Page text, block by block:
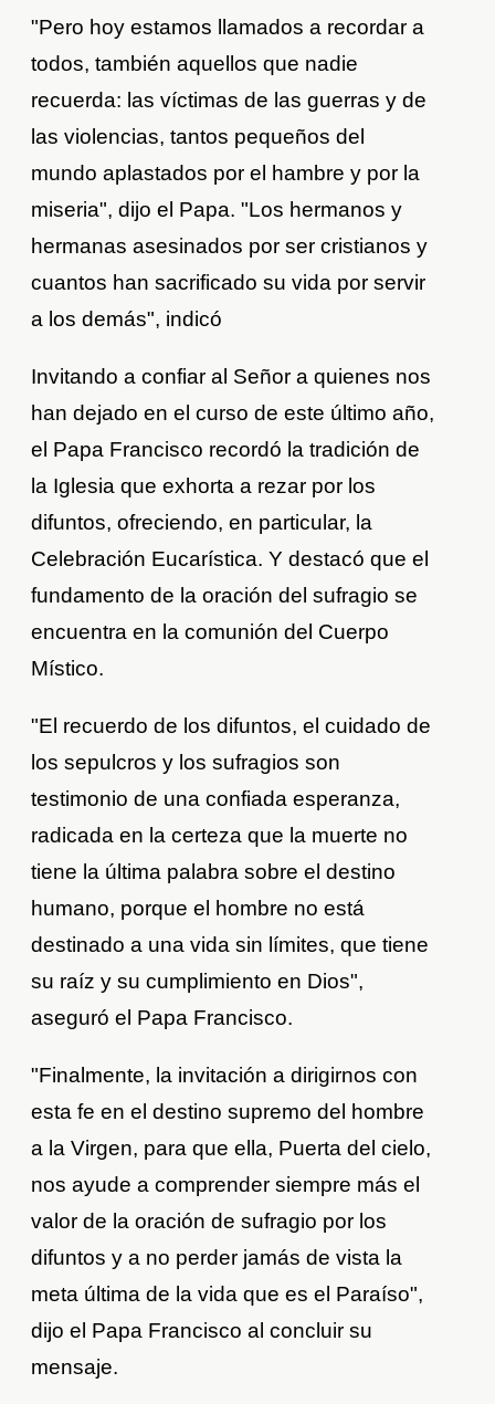
"Pero hoy estamos llamados a recordar a
todos, también aquellos que nadie
recuerda: las víctimas de las guerras y de
las violencias, tantos pequeños del
mundo aplastados por el hambre y por la
miseria", dijo el Papa. "Los hermanos y
hermanas asesinados por ser cristianos y
cuantos han sacrificado su vida por servir
a los demás", indicó
Invitando a confiar al Señor a quienes nos
han dejado en el curso de este último año,
el Papa Francisco recordó la tradición de
la Iglesia que exhorta a rezar por los
difuntos, ofreciendo, en particular, la
Celebración Eucarística. Y destacó que el
fundamento de la oración del sufragio se
encuentra en la comunión del Cuerpo
Místico.
"El recuerdo de los difuntos, el cuidado de
los sepulcros y los sufragios son
testimonio de una confiada esperanza,
radicada en la certeza que la muerte no
tiene la última palabra sobre el destino
humano, porque el hombre no está
destinado a una vida sin límites, que tiene
su raíz y su cumplimiento en Dios",
aseguró el Papa Francisco.
"Finalmente, la invitación a dirigirnos con
esta fe en el destino supremo del hombre
a la Virgen, para que ella, Puerta del cielo,
nos ayude a comprender siempre más el
valor de la oración de sufragio por los
difuntos y a no perder jamás de vista la
meta última de la vida que es el Paraíso",
dijo el Papa Francisco al concluir su
mensaje.